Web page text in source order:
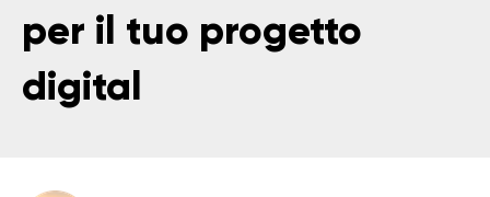
per il tuo progetto
digital